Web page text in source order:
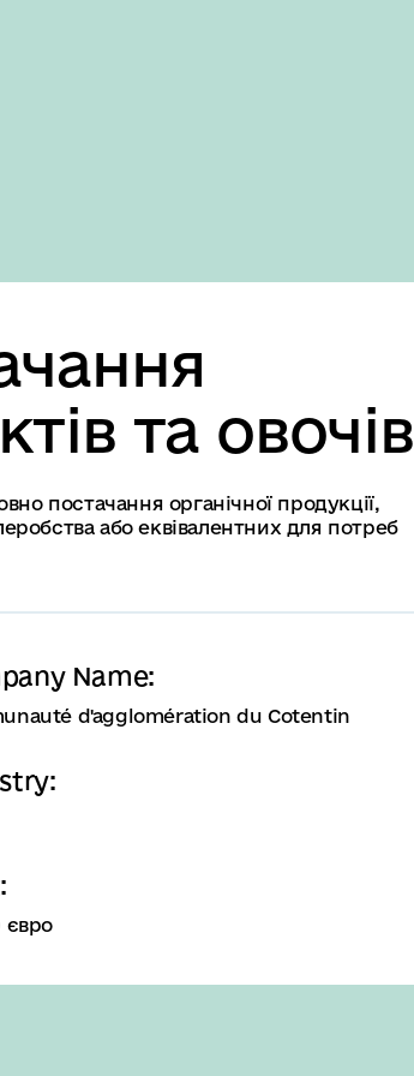
та овочів
постачання органічної продукції,
або еквівалентних для потреб
Name:
d'agglomération du Cotentin
євро